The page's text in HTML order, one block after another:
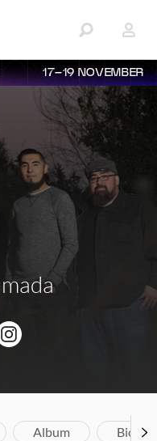
17–19 NOVEMBER
Album